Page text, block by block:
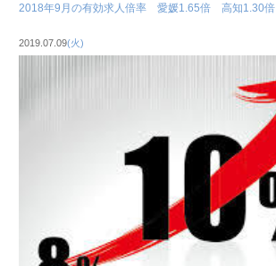
2018年9月の有効求人倍率 愛媛1.65倍 高知1.30倍
2019.07.09(火)